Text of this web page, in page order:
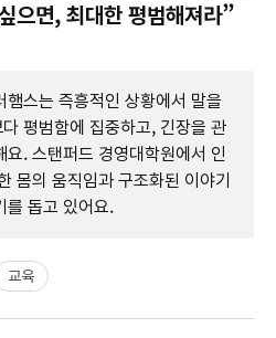
으면, 최대한 평범해져라”
햄스는 즉흥적인 상황에서 말을
평범함에 집중하고, 긴장을 관
요. 스탠퍼드 경영대학원에서 인
몸의 움직임과 구조화된 이야기
를 돕고 있어요.
교육